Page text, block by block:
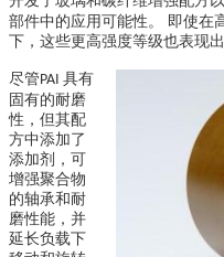
部件中的应用可能性。 即使在
下，这些更高强度等级也表现
尽管PAI 具有
固有的耐磨
性，但其配
方中添加了
添加剂，可
增强聚合物
的轴承和耐
磨性能，并
延长负载下